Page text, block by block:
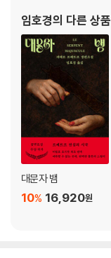
다』
임호경의 다른 상품
대문자 뱀
16,920원
10%